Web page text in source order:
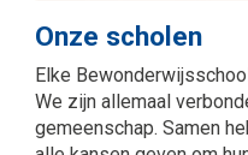
Onze scholen
Elke
We zijn allemaal
gemeenschap. Samen